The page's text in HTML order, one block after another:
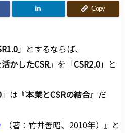
Copy
」とするならば、
かしたCSR』を「CSR2.0」と
」は『本業とCSRの結合』だ
（著：竹井善昭、2010年）』と